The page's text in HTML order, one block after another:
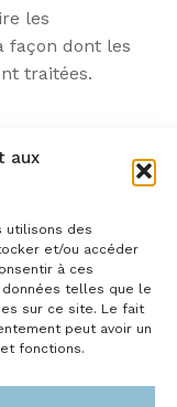
aux
utilisons des
et/ou accéder
à ces
telles que le
sur ce site. Le fait
peut avoir un
fonctions.
les
façon dont les
traitées.